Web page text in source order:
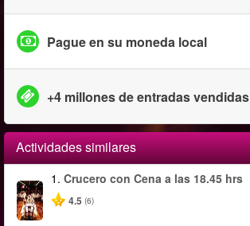
Pague en su moneda local
+4 millones de entradas vendidas
Actividades similares
1. Crucero con Cena a las 18.45 hrs
4.5 (6)